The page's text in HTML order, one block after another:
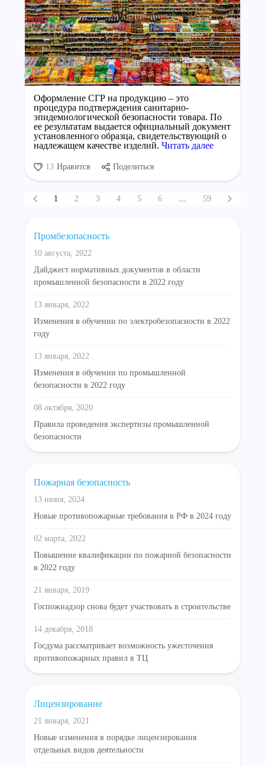
Оформление СГР на продукцию – это
процедура подтверждения санитарно-
эпидемиологической безопасности товара. По
ее результатам выдается официальный документ
установленного образца, свидетельствующий о
надлежащем качестве изделий. Читать далее
13 Нравится Поделиться
1 2 3 4 5 6 59
Промбезопасность
10 августа, 2022
Дайджест нормативных документов в области
промышленной безопасности в 2022 году
13 января, 2022
Изменения в обучении по электробезопасности в 2022
году
13 января, 2022
Изменения в обучении по промышленной
безопасности в 2022 году
08 октября, 2020
Правила проведения экспертизы промышленной
безопасности
Пожарная безопасность
13 июня, 2024
Новые противопожарные требования в РФ в 2024 году
02 марта, 2022
Повышение квалификации по пожарной безопасности
в 2022 году
21 января, 2019
Госпожнадзор снова будет участвовать в строительстве
14 декабря, 2018
Госдума рассматривает возможность ужесточения
противопожарных правил в ТЦ
Лицензирование
21 января, 2021
Новые изменения в порядке лицензирования
отдельных видов деятельности